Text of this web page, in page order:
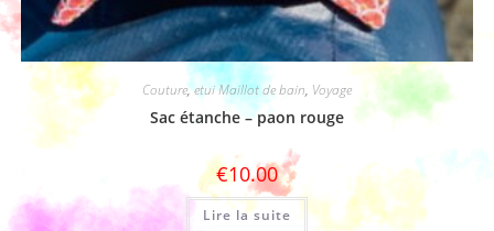
Couture,etui Maillot de bain, Voyage
Sac étanche – paon rouge
€10.00
Lire la suite